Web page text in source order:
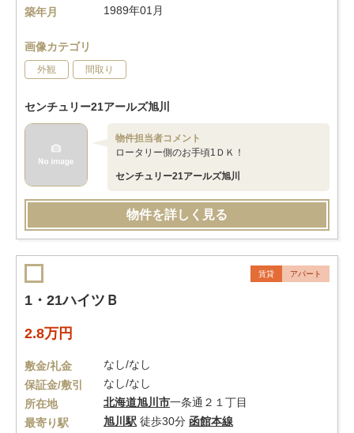
築年月
1989年01月
画像カテゴリ
外観 間取り
センチュリー21アールズ旭川
物件担当者コメント
ロータリー側のお手頃1ＤＫ！
センチュリー21アールズ旭川
物件を詳しく見る
賃貸 アパート
1・21ハイツＢ
2.8万円
敷金/礼金
なし/なし
保証金/敷引
なし/なし
所在地
北海道旭川市一条通２１丁目
最寄り駅
旭川駅 徒歩30分 函館本線